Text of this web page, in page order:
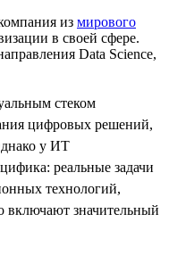
из мирового
в своей сфере.
Data Science,
стеком
цифровых решений,
у ИТ
реальные задачи
технологий,
значительный